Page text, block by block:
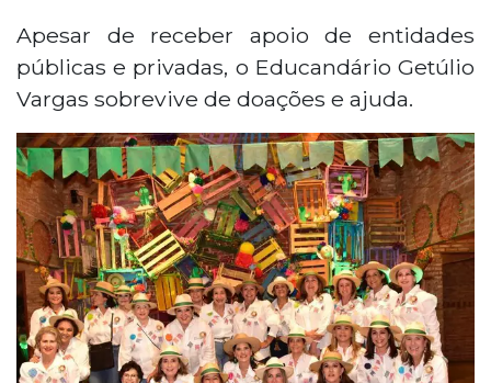
Apesar de receber apoio de entidades
públicas e privadas, o Educandário Getúlio
Vargas sobrevive de doações e ajuda.